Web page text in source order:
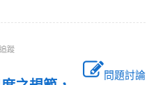
蹤
問題討論